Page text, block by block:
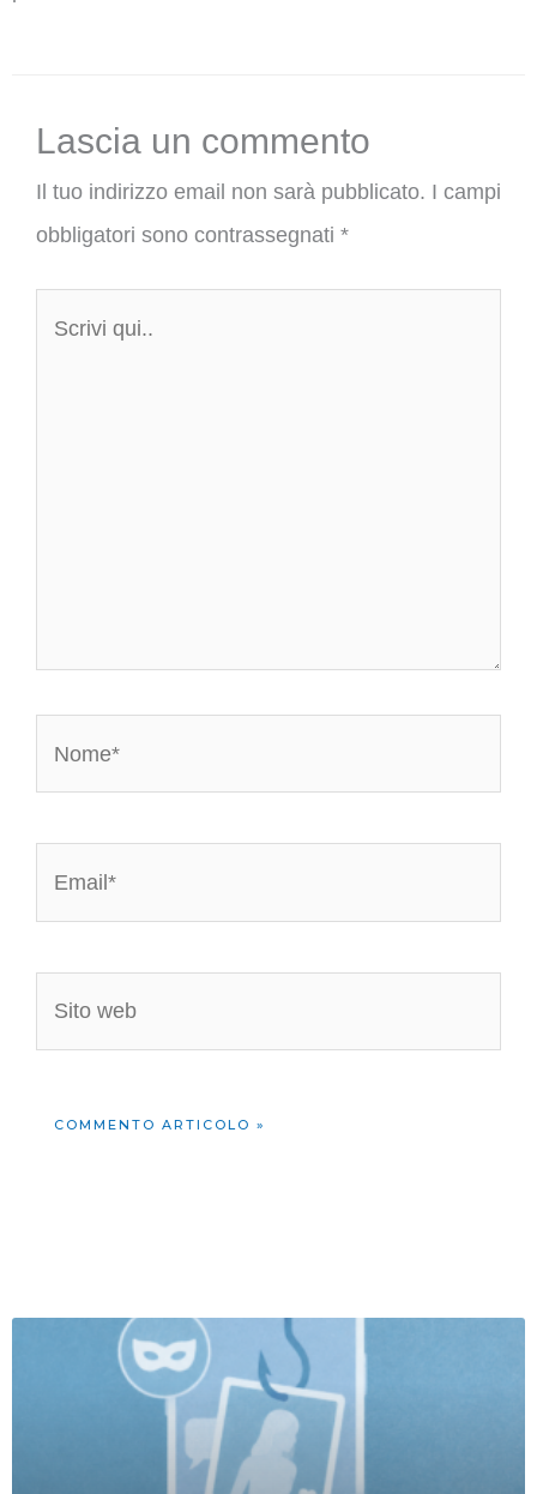
Lascia un commento
Il tuo indirizzo email non sarà pubblicato. I campi
obbligatori sono contrassegnati *